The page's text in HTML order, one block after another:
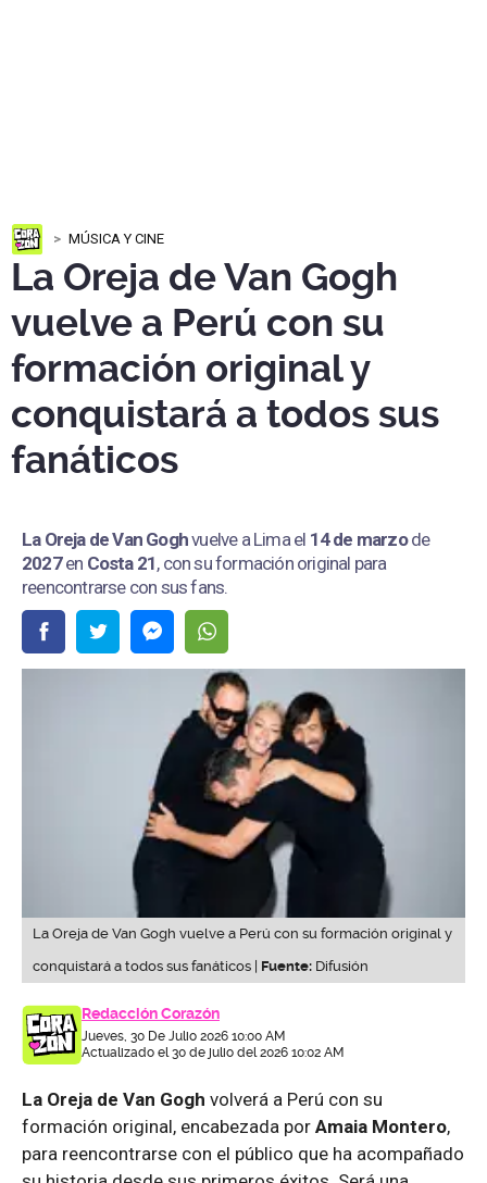
MÚSICA Y CINE
La Oreja de Van Gogh
vuelve a Perú con su
formación original y
conquistará a todos sus
fanáticos
La Oreja de Van Goghvuelve a Lima el 14 de marzode
2027en Costa 21, con su formación original para
reencontrarse con sus fans.
La Oreja de Van Gogh vuelve a Perú con su formación original y
conquistará a todos sus fanáticos | Fuente: Difusión
Redacción Corazón
Jueves, 30 De Julio 2026 10:00 AM
Actualizado el 30 de julio del 2026 10:02 AM
La Oreja de Van Gogh volverá a Perú con su
formación original, encabezada por Amaia Montero,
para reencontrarse con el público que ha acompañado